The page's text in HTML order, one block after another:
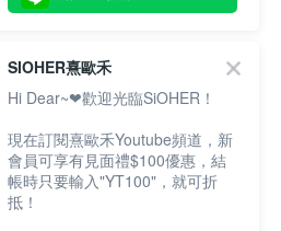
SIOHER熹歐禾
Hi Dear~❤歡迎光臨SiOHER！
現在訂閱熹歐禾Youtube頻道，新
會員可享有見面禮$100優惠，結
帳時只要輸入"YT100"，就可折
抵！